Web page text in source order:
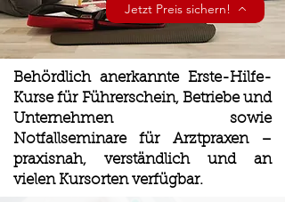
Jetzt Preis sichern!
Behördlich anerkannte Erste-Hilfe-
Kurse für Führerschein, Betriebe und
Unternehmen sowie
Notfallseminare für Arztpraxen –
praxisnah, verständlich und an
vielen Kursorten verfügbar.